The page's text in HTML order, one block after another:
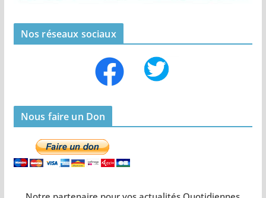
Nos réseaux sociaux
Nous faire un Don